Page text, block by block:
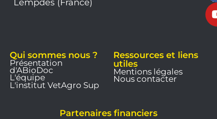
Lempdes (France)
Qui sommes nous ?
Présentation
d'ABioDoc
L'équipe
L'institut VetAgro Sup
Ressources et liens
utiles
Mentions légales
Nous contacter
Partenaires financiers